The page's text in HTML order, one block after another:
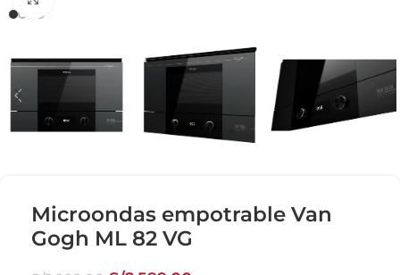
Microondas empotrable Van
Gogh ML 82 VG